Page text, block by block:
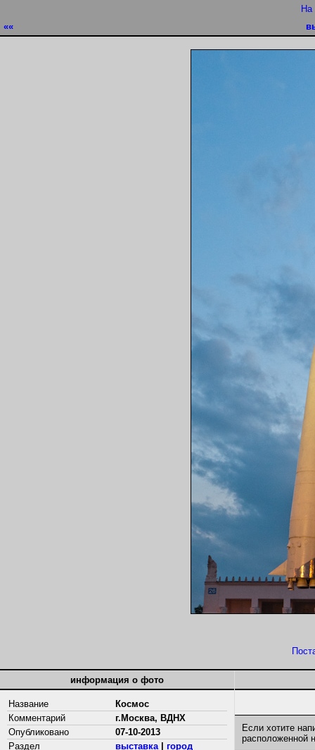
На
««
информация о фото
Название
Космос
Комментарий
г.Москва, ВДНХ
Опубликовано
07-10-2013
Раздел
выставка| город
Если хотите
расположенной